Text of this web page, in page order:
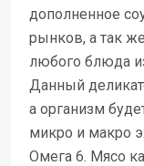
дополненное
рынков, а так
любого блюда
Данный
а организм
микро и макро
Омега 6. Мясо